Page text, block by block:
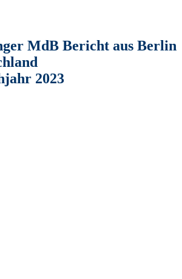
MdB Bericht aus Berlin
2023